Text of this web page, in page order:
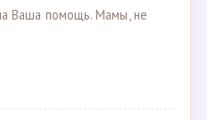
Ваша помощь. Мамы, не